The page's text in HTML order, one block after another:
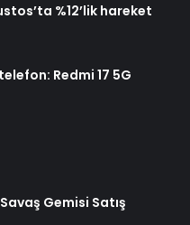
%12’lik hareket
Redmi 17 5G
Gemisi Satış